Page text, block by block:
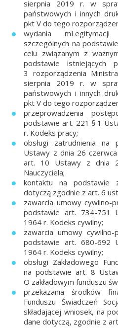
sierpnia 2019 r. w
państwowych i innych
pkt V do tego
wydania
szczególnych na
celu związanym z
podstawie istniejących
3 rozporządzenia
sierpnia 2019 r. w
państwowych i innych
pkt V do tego
przeprowadzenia
podstawie art. 221 § 1
r. Kodeks pracy;
obsługi zatrudnienia
Ustawy z dnia 26
art. 10 Ustawy z dnia
Nauczyciela;
kontaktu na podstawie
dotyczą zgodnie z art. 6
zawarcia umowy cywilno-
podstawie art. 734-751
1964 r. Kodeks cywilny;
zawarcia umowy
podstawie art. 680-692
1964 r. Kodeks cywilny;
obsługi Zakładowego
na podstawie art. 8
O zakładowym funduszu
przekazania środków
Funduszu Świadczeń
składającej wniosek, na
dane dotyczą, zgodnie z